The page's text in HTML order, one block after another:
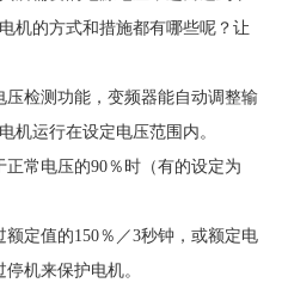
机的方式和措施都有哪些呢？让
检测功能，变频器能自动调整输
机运行在设定电压范围内。
常电压的90％时（有的设定为
定值的150％／3秒钟，或额定电
机来保护电机。